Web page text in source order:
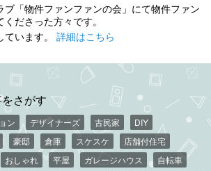
ブ「物件ファンファンの会」にて物件ファン
ださった方々です。
います。 詳細はこちら
さがす
ン デザイナーズ 古民家
DIY
豪邸 倉庫 スケスケ
店舗付住宅
おしゃれ 平屋 ガレージハウス
自転車